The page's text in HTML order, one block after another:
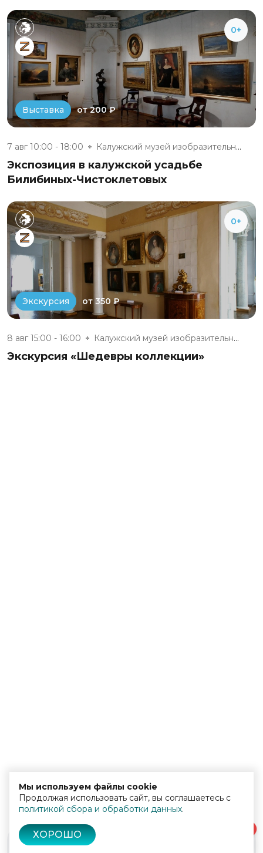
0+
Выставка от 200 ₽
7 авг 10:00 - 18:00 Калужский музей изобразительны...
Экспозиция в калужской усадьбе
Билибиных-Чистоклетовых
0+
Экскурсия от 350 ₽
8 авг 15:00 - 16:00 Калужский музей изобразительны...
Экскурсия «Шедевры коллекции»
Мы используем файлы cookie
Продолжая использовать сайт, вы соглашаетесь с
политикой сбора и обработки данных.
ХОРОШО